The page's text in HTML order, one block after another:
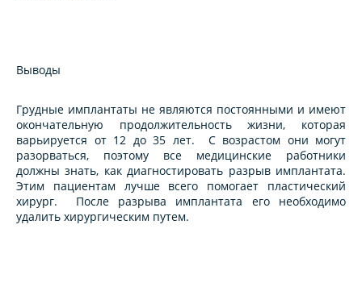
Выводы
Грудные имплантаты не являются постоянными и имеют
окончательную продолжительность жизни, которая
варьируется от 12 до 35 лет. С возрастом они могут
разорваться, поэтому все медицинские работники
должны знать, как диагностировать разрыв имплантата.
Этим пациентам лучше всего помогает пластический
хирург. После разрыва имплантата его необходимо
удалить хирургическим путем.